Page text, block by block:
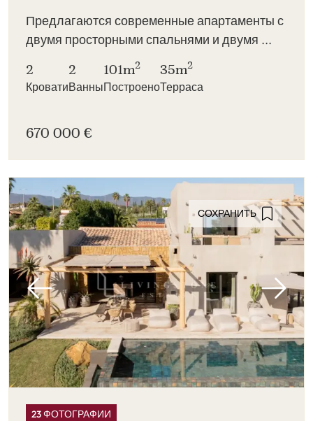
Предлагаются современные апартаменты с
двумя просторными спальнями и двумя ...
2
Кровати
2
Ванны
101m2
Построено
35m2
Терраса
670 000 €
СОХРАНИТЬ
23 ФОТОГРАФИИ